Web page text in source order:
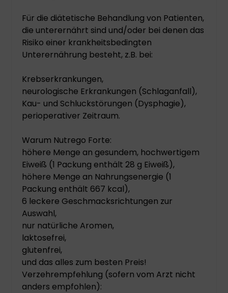
Für die diätetische Behandlung von Patienten,
die unterernährt sind und/oder bei denen das
Risiko einer krankheitsbedingten
Unterernährung besteht, z.B. bei:
Krebserkrankungen,
neurologische Erkrankungen (Schlaganfall),
Kau- und Schluckstörungen (Dysphagie),
perioperativer Zeitraum.
Warum Nutrego Forte:
höhere Menge an gesundem, hochwertigem
Eiweiß (1 Packung enthält 28 g Eiweiß),
höhere Menge an Nahrungsenergie (1
Packung enthält 667 kcal),
6 leckere Geschmacksrichtungen zur
Auswahl,
nur natürliche Aromen,
laktosefrei,
glutenfrei,
und das alles zum besten Preis!
Verzehrempfehlung (sofern vom Arzt nicht
anders empfohlen):